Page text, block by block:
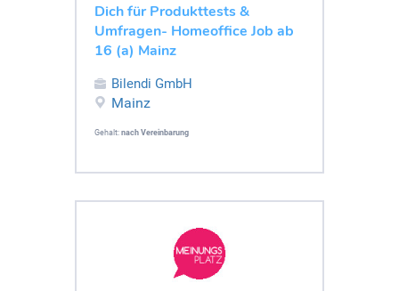
Dich für Produkttests &
Umfragen- Homeoffice Job ab
16 (a) Mainz
Bilendi GmbH
Mainz
Gehalt: nach Vereinbarung